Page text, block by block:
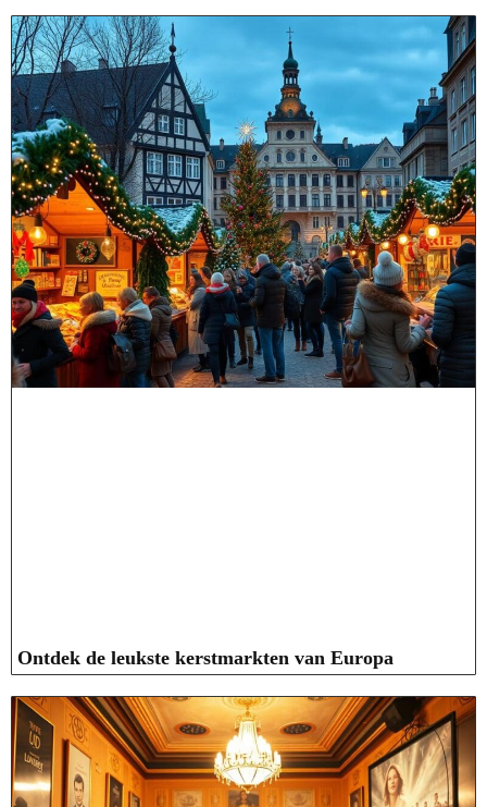
Ontdek de leukste kerstmarkten van Europa